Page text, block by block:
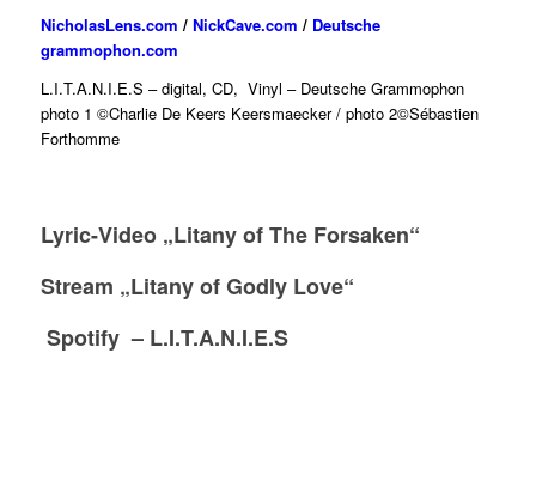
NicholasLens.com / NickCave.com / Deutsche
grammophon.com
L.I.T.A.N.I.E.S – digital, CD, Vinyl – Deutsche Grammophon
photo 1 ©Charlie De Keers Keersmaecker / photo 2©Sébastien
Forthomme
Lyric-Video „Litany of The Forsaken“
Stream „Litany of Godly Love“
Spotify – L.I.T.A.N.I.E.S